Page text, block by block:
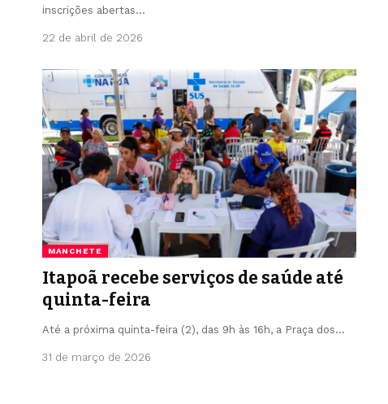
inscrições abertas…
22 de abril de 2026
MANCHETE
Itapoã recebe serviços de saúde até
quinta-feira
Até a próxima quinta-feira (2), das 9h às 16h, a Praça dos…
31 de março de 2026